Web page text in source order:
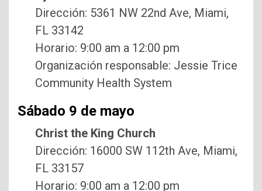
Dirección: 5361 NW 22nd Ave, Miami,
FL 33142
Horario: 9:00 am a 12:00 pm
Organización responsable: Jessie Trice
Community Health System
Sábado 9 de mayo
Christ the King Church
Dirección: 16000 SW 112th Ave, Miami,
FL 33157
Horario: 9:00 am a 12:00 pm